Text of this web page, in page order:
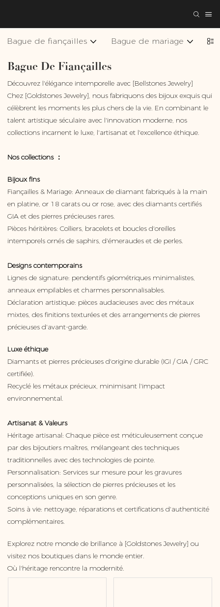
Bague de fiançailles Bague de mariage
Bague De Fiançailles
Découvrez l'élégance intemporelle avec [Bellstones Jewelry]
Chez [Goldstones Jewelry], nous fabriquons des bijoux exquis qui
célèbrent les moments les plus chers de la vie. En combinant le
talent artistique séculaire avec l'innovation moderne, nos
collections incarnent le luxe, l'artisanat et l'excellence éthique.
Nos collections ：
Bijoux fins
Fiançailles & Mariage: Anneaux de diamant fabriqués à la main
en platine, or 18 carats ou or rose, avec des diamants certifiés
GIA et des pierres précieuses rares.
Pièces héritières: Colliers, bracelets et boucles d'oreilles
intemporels ornés de saphirs, d'émeraudes et de perles.
Designs contemporains
Lignes de signature: pendentifs géométriques minimalistes,
anneaux empilables et charmes personnalisables.
Déclaration artistique: pièces audacieuses avec des métaux
mixtes, des finitions texturées et des arrangements de pierres
précieuses d'avant-garde.
Luxe éthique
Diamants et pierres précieuses d'origine durable (IGI / GIA / GRC
certifiée).
Recyclé les métaux précieux, minimisant l'impact
environnemental.
Artisanat & Valeurs
Héritage artisanal: Chaque pièce est méticuleusement conçue
par des bijoutiers maîtres, mélangeant des techniques
traditionnelles avec des technologies de pointe.
Personnalisation: Services sur mesure pour les gravures
personnalisées, la sélection de pierres précieuses et les
conceptions uniques en son genre.
Soins à vie: nettoyage, réparations et certifications d'authenticité
complémentaires.
Explorez notre monde de brillance à [Goldstones Jewelry] ou
visitez nos boutiques dans le monde entier.
Où l'héritage rencontre la modernité.